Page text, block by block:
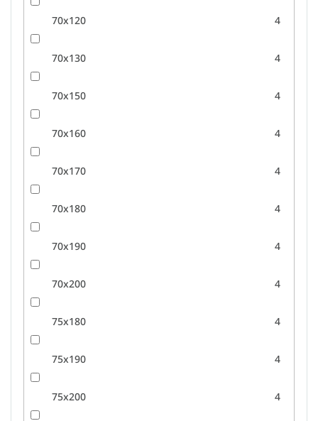
70x120 4
70x130 4
70x150 4
70x160 4
70x170 4
70x180 4
70x190 4
70x200 4
75x180 4
75x190 4
75x200 4